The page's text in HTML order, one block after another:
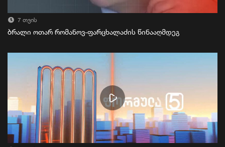
7 თვის
ბრალი ოთარ რომანოვ-ფარცხალაძის წინააღმდეგ